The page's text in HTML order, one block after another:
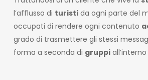
l’afflusso di turistida ogni parte del
occupati di rendere ogni contenuto
grado di trasmettere gli stessi
forma a seconda di gruppiall’interno